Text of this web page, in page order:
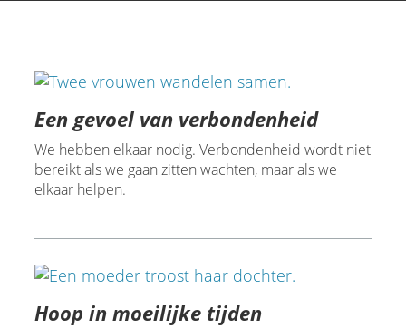
Een gevoel van verbondenheid
We hebben elkaar nodig. Verbondenheid wordt niet
bereikt als we gaan zitten wachten, maar als we
elkaar helpen.
Hoop in moeilijke tijden